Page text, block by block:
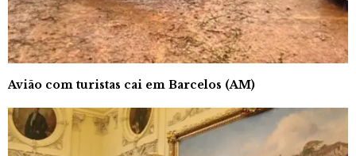
Avião com turistas cai em Barcelos (AM)